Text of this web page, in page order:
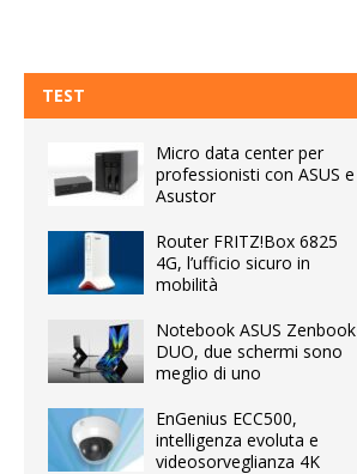
TEST
Micro data center per
professionisti con ASUS e
Asustor
Router FRITZ!Box 6825
4G, l’ufficio sicuro in
mobilità
Notebook ASUS Zenbook
DUO, due schermi sono
meglio di uno
EnGenius ECC500,
intelligenza evoluta e
videosorveglianza 4K